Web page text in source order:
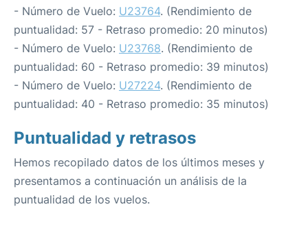
- Número de Vuelo: U23764. (Rendimiento de
puntualidad: 57 - Retraso promedio: 20 minutos)
- Número de Vuelo: U23768. (Rendimiento de
puntualidad: 60 - Retraso promedio: 39 minutos)
- Número de Vuelo: U27224. (Rendimiento de
puntualidad: 40 - Retraso promedio: 35 minutos)
Puntualidad y retrasos
Hemos recopilado datos de los últimos meses y
presentamos a continuación un análisis de la
puntualidad de los vuelos.